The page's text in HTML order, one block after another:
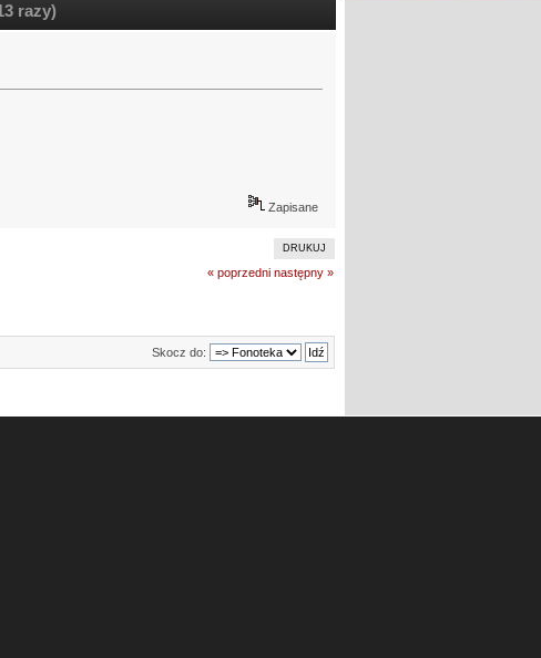
razy)
Zapisane
DRUKUJ
« poprzedni następny »
Skocz do: